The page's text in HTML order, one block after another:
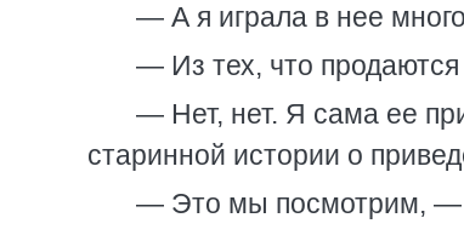
— А я играла в нее
— Из тех, что продаются
— Нет, нет. Я сама ее
старинной истории о
— Это мы посмотрим, —